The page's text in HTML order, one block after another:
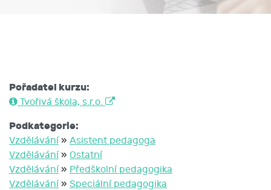
Pořadatel kurzu:
Tvořivá škola, s.r.o.
Podkategorie:
Vzdělávání» Asistent pedagoga
Vzdělávání» Ostatní
Vzdělávání» Předškolní pedagogika
Vzdělávání» Speciální pedagogika